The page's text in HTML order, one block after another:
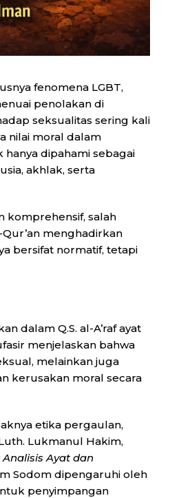
fenomena LGBT,
penolakan di
seksualitas sering kali
nilai moral dalam
dipahami sebagai
akhlak, serta
komprehensif, salah
menghadirkan
bersifat normatif, tetapi
dalam Q.S. al-A’raf ayat
menjelaskan bahwa
melainkan juga
kerusakan moral secara
etika pergaulan,
Lukmanul Hakim,
Analisis Ayat dan
Sodom dipengaruhi oleh
penyimpangan